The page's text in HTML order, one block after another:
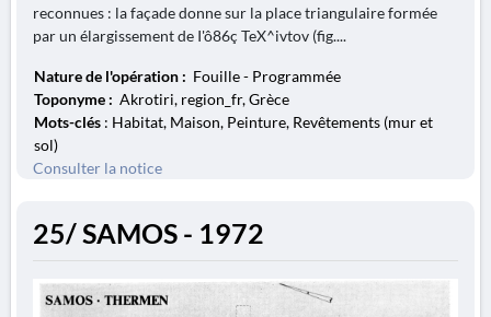
reconnues : la façade donne sur la place triangulaire formée
par un élargissement de I'ô86ç TeX^ivtov (fig....
Nature de l'opération : Fouille - Programmée
Toponyme : Akrotiri, region_fr, Grèce
Mots-clés : Habitat, Maison, Peinture, Revêtements (mur et
sol)
Consulter la notice
25/ SAMOS - 1972